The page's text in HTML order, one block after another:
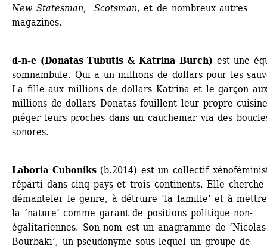
New Statesman, Scotsman, et de nombreux autres
magazines.
d-n-e (Donatas Tubutis & Katrina Burch) est une
somnambule. Qui a un millions de dollars pour les
La fille aux millions de dollars Katrina et le garçon
millions de dollars Donatas fouillent leur propre
piéger leurs proches dans un cauchemar via des
sonores.
Laboria Cuboniks(b.2014) est un collectif
réparti dans cinq pays et trois continents. Elle cherche
démanteler le genre, à détruire ‘la famille’ et à
la ‘nature’ comme garant de positions politique non-
égalitariennes. Son nom est un anagramme de ‘Nicolas
Bourbaki’, un pseudonyme sous lequel un groupe de